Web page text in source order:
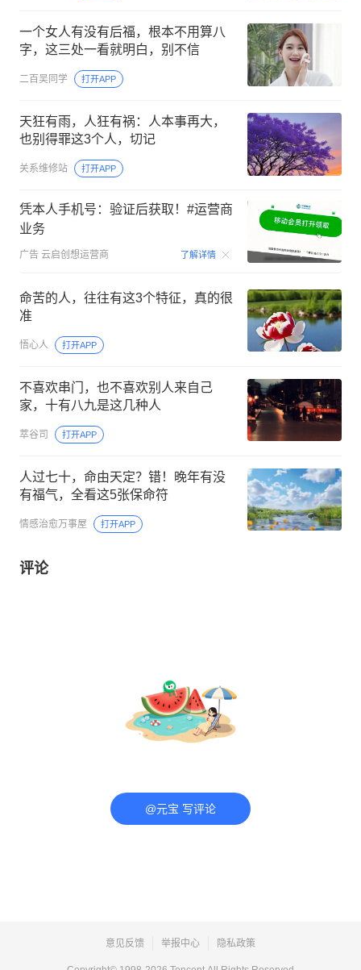
一个女人有没有后福，根本不用算八
字，这三处一看就明白，别不信
二百吴同学 打开APP
天狂有雨，人狂有祸：人本事再大，
也别得罪这3个人，切记
关系维修站 打开APP
凭本人手机号：验证后获取！#运营商
业务
广告 云启创想运营商 了解详情 00:15
命苦的人，往往有这3个特征，真的很
准
悟心人 打开APP
不喜欢串门，也不喜欢别人来自己
家，十有八九是这几种人
萃谷司 打开APP
人过七十，命由天定？错！晚年有没
有福气，全看这5张保命符
情感治愈万事屋 打开APP
评论
@元宝 写评论
意见反馈 举报中心 隐私政策